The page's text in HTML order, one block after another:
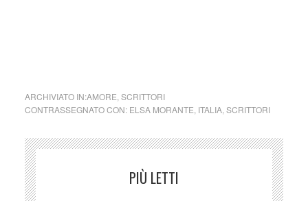
ARCHIVIATO IN:AMORE SCRITTORI
CONTRASSEGNATO CON: ELSA MORANTE ITALIA, SCRITTORI
PIÙ LETTI